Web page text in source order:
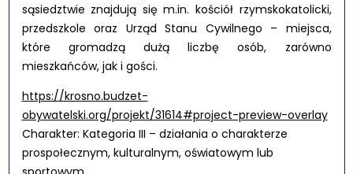
sąsiedztwie znajdują się m.in. kościół rzymskokatolicki,
przedszkole oraz Urząd Stanu Cywilnego – miejsca,
które gromadzą dużą liczbę osób, zarówno
mieszkańców, jak i gości.
https://krosno.budzet-
obywatelski.org/projekt/31614#project-preview-overlay
Charakter: Kategoria III – działania o charakterze
prospołecznym, kulturalnym, oświatowym lub